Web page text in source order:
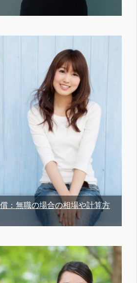
：無職の場合の相場や計算方